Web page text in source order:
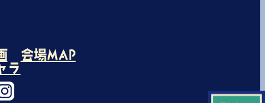
ラ
会場MAP